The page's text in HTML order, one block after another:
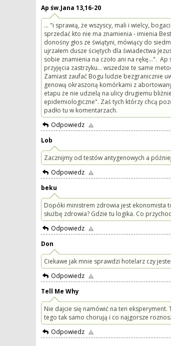
Ap św.Jana 13,16-20
... "i sprawią, że wszyscy, mali i wielcy,
sprzedać kto nie ma znamienia - imienia
donośny głos ze świątyni, mówiący do
ujrzałem dusze ściętych dla świadectwa
sobie znamienia na czoło ani na rękę...". Ap
przyjęcia zastrzyku... wszedzie te same
Zamiast zaufać Bogu ludzie bezgranicznie
genową okraszoną komórkami z
etapu że nie udzielą na ulicy drugiemu
epidemiologiczne". Zaś tych którzy chcą
padło tu w komentarzach.
Odpowiedz
Lob
Zacznijmy od testów antygenowych a
Odpowiedz
beku
Dopóki ministrem zdrowia jest ekonomista
służbę zdrowia? Gdzie tu logika. Co
Odpowiedz
Don
Ciekawe jak mnie sprawdzi hotelarz czy
Odpowiedz
Tell Me Why
Nie dajcie się namówić na ten
tego tak samo chorują i co najgorsze
Odpowiedz